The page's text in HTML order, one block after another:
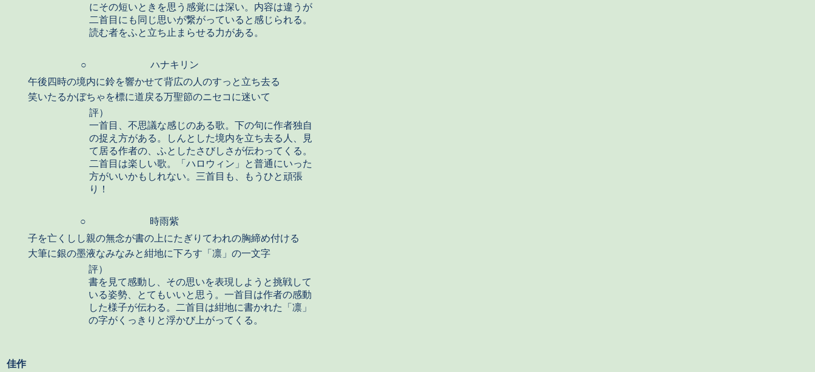
にその短いときを思う感覚には深い。内容は違うが
二首目にも同じ思いが繋がっていると感じられる。
読む者をふと立ち止まらせる力がある。
○
ハナキリン
午後四時の境内に鈴を響かせて背広の人のすっと立ち去る
笑いたるかぼちゃを標に道戻る万聖節のニセコに迷いて
評）
一首目、不思議な感じのある歌。下の句に作者独自
の捉え方がある。しんとした境内を立ち去る人、見
て居る作者の、ふとしたさびしさが伝わってくる。
二首目は楽しい歌。「ハロウィン」と普通にいった
方がいいかもしれない。三首目も、もうひと頑張
り！
○
時雨紫
子を亡くしし親の無念が書の上にたぎりてわれの胸締め付ける
大筆に銀の墨液なみなみと紺地に下ろす「凛」の一文字
評）
書を見て感動し、その思いを表現しようと挑戦して
いる姿勢、とてもいいと思う。一首目は作者の感動
した様子が伝わる。二首目は紺地に書かれた「凛」
の字がくっきりと浮かび上がってくる。
佳作